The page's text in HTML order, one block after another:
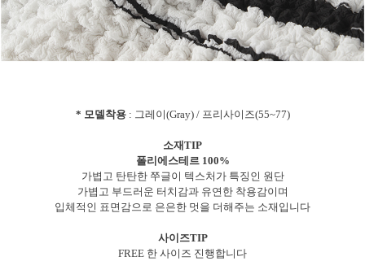
* 모델착용: 그레이(Gray) / 프리사이즈(55~77)
소재TIP
폴리에스테르 100%
가볍고 탄탄한 쭈글이 텍스처가 특징인 원단
가볍고 부드러운 터치감과 유연한 착용감이며
입체적인 표면감으로 은은한 멋을 더해주는 소재입니다
사이즈TIP
FREE 한 사이즈 진행합니다